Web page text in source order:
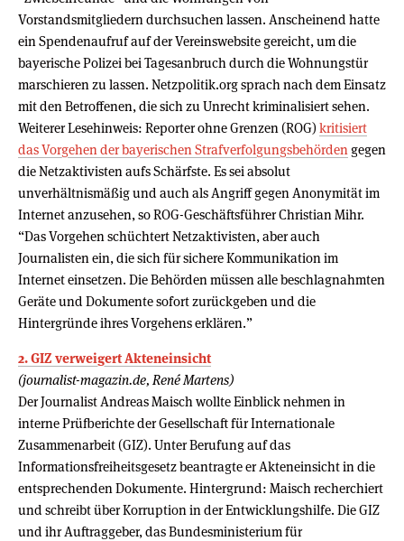
Vorstandsmitgliedern durchsuchen lassen. Anscheinend hatte
ein Spendenaufruf auf der Vereinswebsite gereicht, um die
bayerische Polizei bei Tagesanbruch durch die Wohnungstür
marschieren zu lassen. Netzpolitik.org sprach nach dem Einsatz
mit den Betroffenen, die sich zu Unrecht kriminalisiert sehen.
Weiterer Lesehinweis: Reporter ohne Grenzen (ROG) kritisiert
das Vorgehen der bayerischen Strafverfolgungsbehörden gegen
die Netzaktivisten aufs Schärfste. Es sei absolut
unverhältnismäßig und auch als Angriff gegen Anonymität im
Internet anzusehen, so ROG-Geschäftsführer Christian Mihr.
“Das Vorgehen schüchtert Netzaktivisten, aber auch
Journalisten ein, die sich für sichere Kommunikation im
Internet einsetzen. Die Behörden müssen alle beschlagnahmten
Geräte und Dokumente sofort zurückgeben und die
Hintergründe ihres Vorgehens erklären.”
2. GIZ verweigert Akteneinsicht
(journalist-magazin.de, René Martens)
Der Journalist Andreas Maisch wollte Einblick nehmen in
interne Prüfberichte der Gesellschaft für Internationale
Zusammenarbeit (GIZ). Unter Berufung auf das
Informationsfreiheitsgesetz beantragte er Akteneinsicht in die
entsprechenden Dokumente. Hintergrund: Maisch recherchiert
und schreibt über Korruption in der Entwicklungshilfe. Die GIZ
und ihr Auftraggeber, das Bundesministerium für